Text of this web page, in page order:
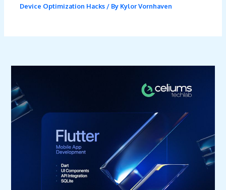
Device Optimization Hacks / By Kylor Vornhaven